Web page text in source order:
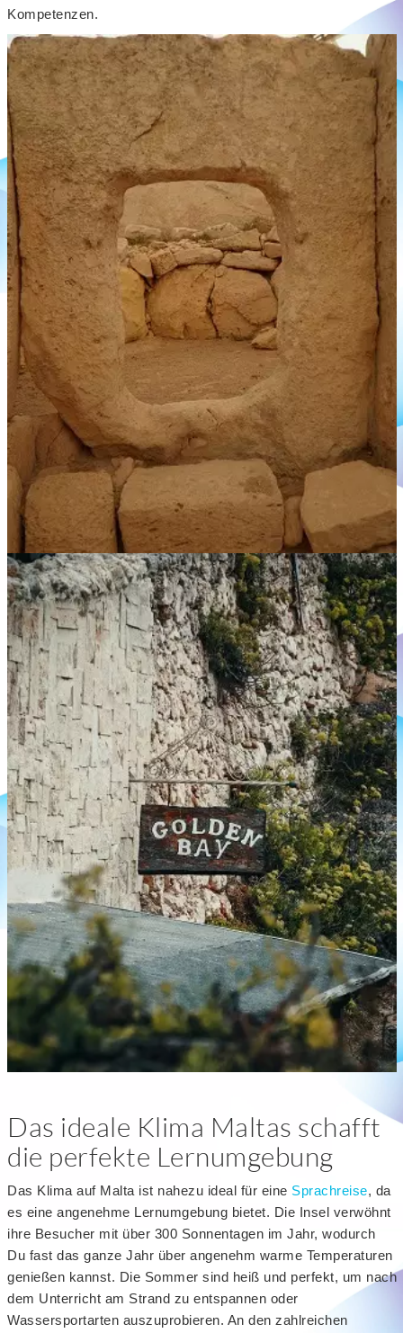
Kompetenzen.
Das ideale Klima Maltas schafft
die perfekte Lernumgebung
Das Klima auf Malta ist nahezu ideal für eine Sprachreise, da
es eine angenehme Lernumgebung bietet. Die Insel verwöhnt
ihre Besucher mit über 300 Sonnentagen im Jahr, wodurch
Du fast das ganze Jahr über angenehm warme Temperaturen
genießen kannst. Die Sommer sind heiß und perfekt, um nach
dem Unterricht am Strand zu entspannen oder
Wassersportarten auszuprobieren. An den zahlreichen